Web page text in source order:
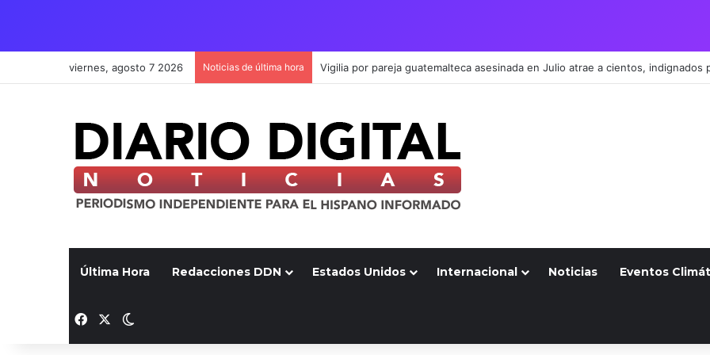
viernes, agosto 7 2026 Noticias de última hora
Última Hora Redacciones DDN Estados Unidos Internacional Noticias Eventos
Facebook